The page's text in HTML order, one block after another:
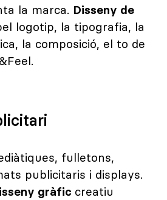
la marca. Disseny de
logotip, la tipografia, la
la composició, el to de
fulletons,
publicitaris i displays.
gràfic creatiu